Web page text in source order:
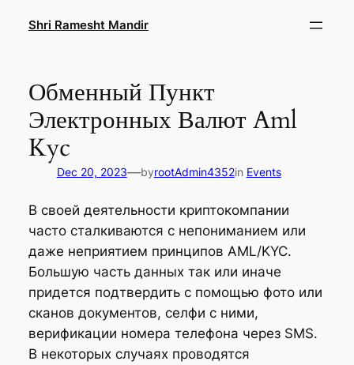
Shri Ramesht Mandir
Обменный Пункт
Электронных Валют Aml
Kyc
Dec 20, 2023—byrootAdmin4352in Events
В своей деятельности криптокомпании
часто сталкиваются с непониманием или
даже неприятием принципов AML/KYC.
Большую часть данных так или иначе
придется подтвердить с помощью фото или
сканов документов, селфи с ними,
верификации номера телефона через SMS.
В некоторых случаях проводятся